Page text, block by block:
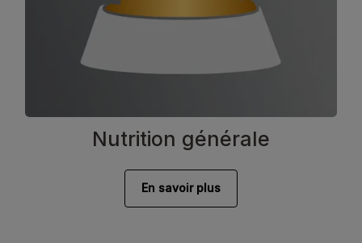
Nutrition générale
En savoir plus